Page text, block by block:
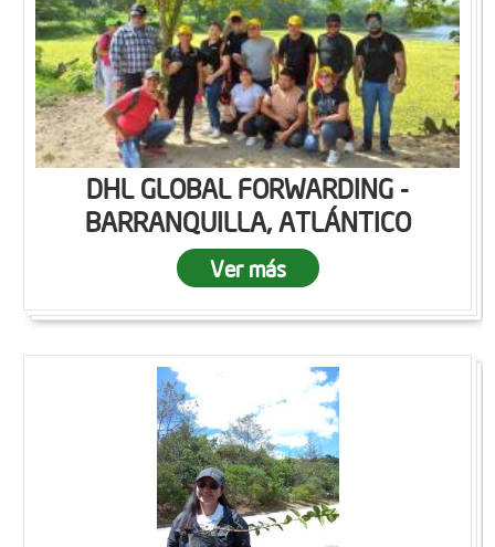
DHL GLOBAL FORWARDING -
BARRANQUILLA, ATLÁNTICO
Ver más